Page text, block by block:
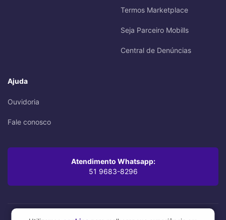
Termos Marketplace
Seja Parceiro Mobills
Central de Denúncias
Ajuda
Ouvidoria
Fale conosco
Atendimento Whatsapp:
51 9683-8296